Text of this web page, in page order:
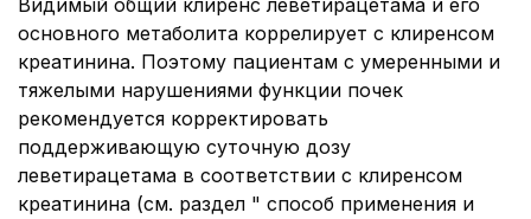
Видимый общий клиренс леветирацетама и его
основного метаболита коррелирует с клиренсом
креатинина. Поэтому пациентам с умеренными и
тяжелыми нарушениями функции почек
рекомендуется корректировать
поддерживающую суточную дозу
леветирацетама в соответствии с клиренсом
креатинина (см. раздел " способ применения и